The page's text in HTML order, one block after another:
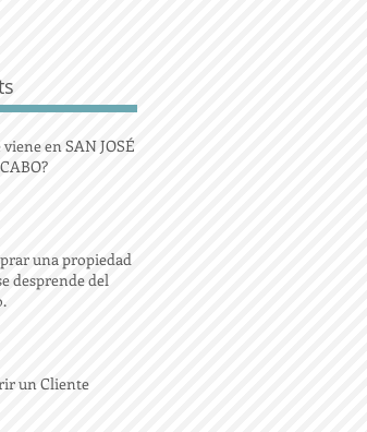
viene en SAN JOSÉ
una propiedad
desprende del
un Cliente